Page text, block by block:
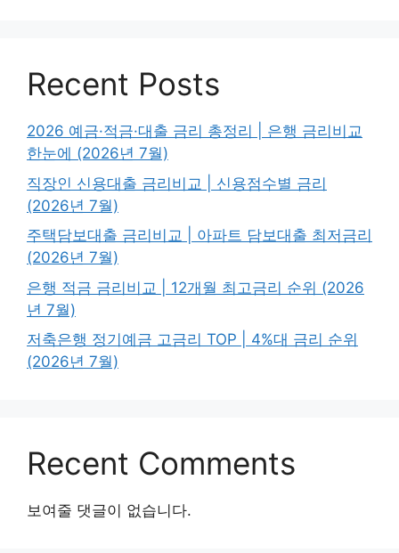
Recent Posts
2026 예금·적금·대출 금리 총정리 | 은행 금리비교
한눈에 (2026년 7월)
직장인 신용대출 금리비교 | 신용점수별 금리
(2026년 7월)
주택담보대출 금리비교 | 아파트 담보대출 최저금리
(2026년 7월)
은행 적금 금리비교 | 12개월 최고금리 순위 (2026
년 7월)
저축은행 정기예금 고금리 TOP | 4%대 금리 순위
(2026년 7월)
Recent Comments
보여줄 댓글이 없습니다.